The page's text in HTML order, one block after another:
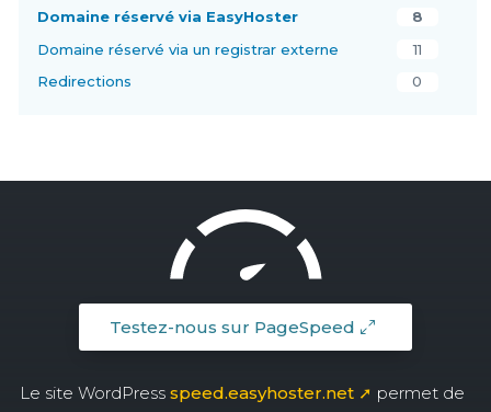
Domaine réservé via EasyHoster
8
Domaine réservé via un registrar externe
11
Redirections
0
Testez-nous sur PageSpeed
Le site WordPress speed.easyhoster.net ➚ permet de